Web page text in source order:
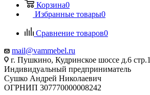
Корзина0
Избранные товары0
Сравнение товаров0
mail@vammebel.ru
г. Пушкино, Кудринское шоссе д.6 стр.1
Индивидуальный предприниматель
Сушко Андрей Николаевич
ОГРНИП 307770000008242